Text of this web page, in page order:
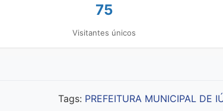
75
Visitantes únicos
Tags: PREFEITURA MUNICIPAL DE